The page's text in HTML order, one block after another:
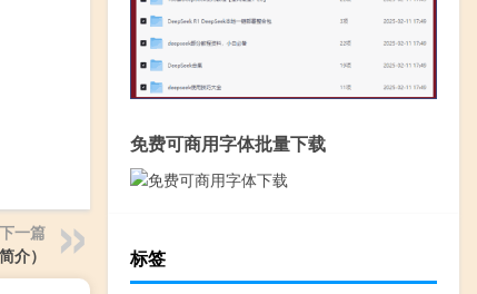
下一篇
介）
免费可商用字体批量下载
标签